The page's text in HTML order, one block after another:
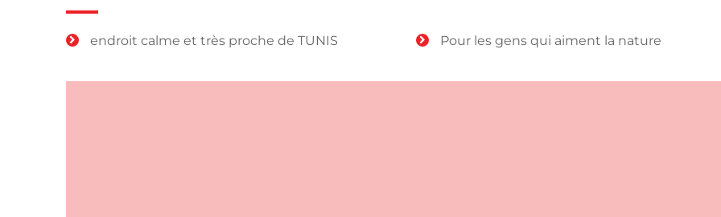
endroit calme et très proche de TUNIS Pour les gens qui aiment la nature